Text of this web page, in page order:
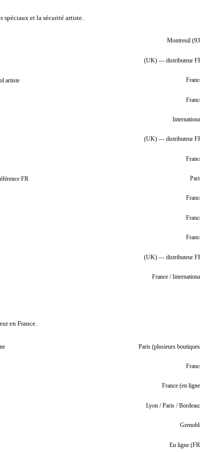
spéciaux et la sécurité artiste.
Montreuil
(UK) — distributeur
artiste
(UK) — distributeur
FR
(UK) — distributeur
France /
en France.
Paris (plusieurs
France (en
Lyon / Paris /
En ligne